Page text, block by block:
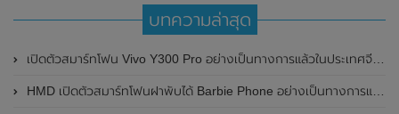
บทความล่าสุด
เปิดตัวสมาร์ทโฟน Vivo Y300 Pro อย่างเป็นทางการแล้วในประเทศจีน มาพร้อมดีไซน์พรีเมี่ยม ทนทาน และแบตเตอรี่สุดอึดขนาดใหญ่ 6,500mAh พร้อมรองรับการชาร์จไว 80W
HMD เปิดตัวสมาร์ทโฟนฝาพับได้ Barbie Phone อย่างเป็นทางการแล้ว มาพร้อมธีมสีชมพูสดใส